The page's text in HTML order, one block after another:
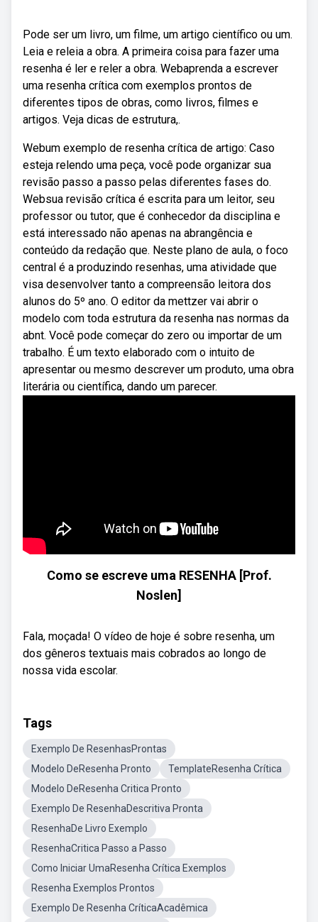
Pode ser um livro, um filme, um artigo científico ou um.
Leia e releia a obra. A primeira coisa para fazer uma
resenha é ler e reler a obra. Webaprenda a escrever
uma resenha crítica com exemplos prontos de
diferentes tipos de obras, como livros, filmes e
artigos. Veja dicas de estrutura,.
Webum exemplo de resenha crítica de artigo: Caso
esteja relendo uma peça, você pode organizar sua
revisão passo a passo pelas diferentes fases do.
Websua revisão crítica é escrita para um leitor, seu
professor ou tutor, que é conhecedor da disciplina e
está interessado não apenas na abrangência e
conteúdo da redação que. Neste plano de aula, o foco
central é a produzindo resenhas, uma atividade que
visa desenvolver tanto a compreensão leitora dos
alunos do 5º ano. O editor da mettzer vai abrir o
modelo com toda estrutura da resenha nas normas da
abnt. Você pode começar do zero ou importar de um
trabalho. É um texto elaborado com o intuito de
apresentar ou mesmo descrever um produto, uma obra
literária ou científica, dando um parecer.
Como se escreve uma RESENHA [Prof.
Noslen]
Fala, moçada! O vídeo de hoje é sobre resenha, um
dos gêneros textuais mais cobrados ao longo de
nossa vida escolar.
Tags
Exemplo De ResenhasProntas
Modelo DeResenha Pronto
TemplateResenha Crítica
Modelo DeResenha Critica Pronto
Exemplo De ResenhaDescritiva Pronta
ResenhaDe Livro Exemplo
ResenhaCritica Passo a Passo
Como Iniciar UmaResenha Crítica Exemplos
Resenha Exemplos Prontos
Exemplo De Resenha CríticaAcadêmica